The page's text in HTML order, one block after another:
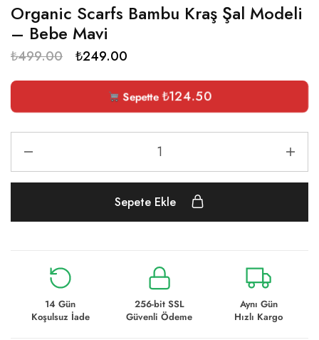
Organic Scarfs Bambu Kraş Şal Modeli
– Bebe Mavi
₺499.00 ₺249.00
Sepette₺124.50
Sepete Ekle
14 Gün
Koşulsuz İade
256-bit SSL
Güvenli Ödeme
Aynı Gün
Hızlı Kargo